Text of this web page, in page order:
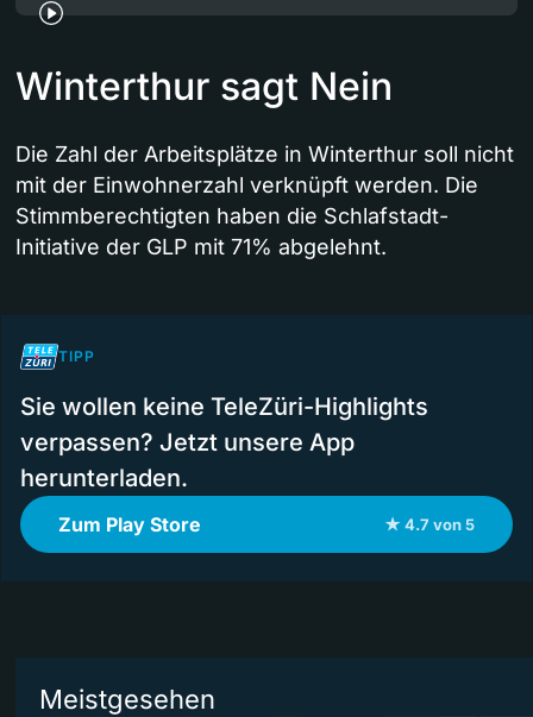
Winterthur sagt Nein
Die Zahl der Arbeitsplätze in Winterthur soll nicht
mit der Einwohnerzahl verknüpft werden. Die
Stimmberechtigten haben die Schlafstadt-
Initiative der GLP mit 71% abgelehnt.
TIPP
Sie wollen keine TeleZüri-Highlights
verpassen? Jetzt unsere App
herunterladen.
Zum Play Store ★ 4.7 von 5
Meistgesehen